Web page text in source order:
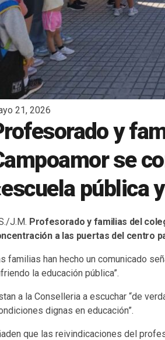
21, 2026
y
se
pública
J.M. Profesorado y familias del
a las puertas del centro
familias han hecho un comunicado
la educación pública”.
a la Conselleria a escuchar “de
dignas en educación”.
que las reivindicaciones del